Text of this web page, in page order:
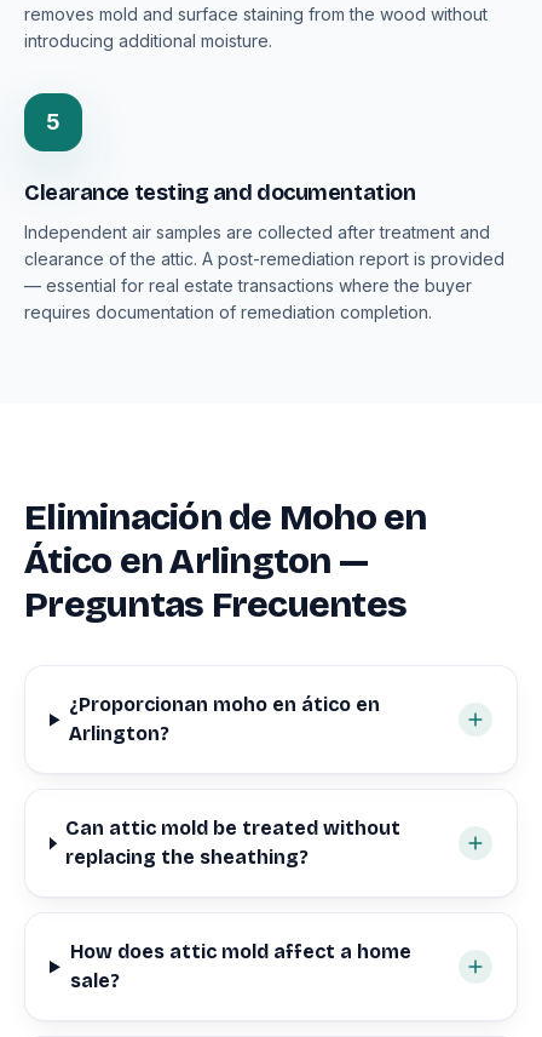
removes mold and surface staining from the wood without
introducing additional moisture.
5
Clearance testing and documentation
Independent air samples are collected after treatment and
clearance of the attic. A post-remediation report is provided
— essential for real estate transactions where the buyer
requires documentation of remediation completion.
Eliminación de Moho en
Ático en Arlington —
Preguntas Frecuentes
¿Proporcionan moho en ático en
Arlington?
Can attic mold be treated without
replacing the sheathing?
How does attic mold affect a home
sale?